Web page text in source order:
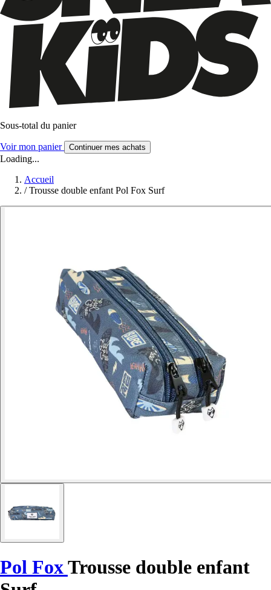
Sous-total du panier
Voir mon panier Continuer mes achats
Loading...
Accueil
/ Trousse double enfant Pol Fox Surf
Pol FoxTrousse double enfant